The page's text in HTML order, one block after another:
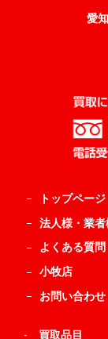
愛
トップページ
法人様・業
よくある質問
小牧店
お問い合わせ
- 買取品目